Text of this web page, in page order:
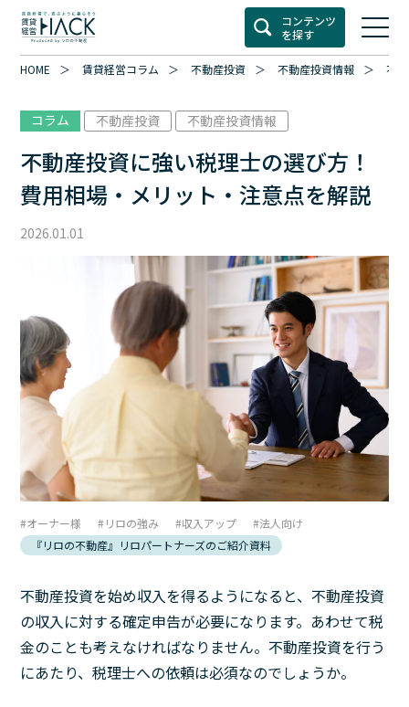
コンテンツ
を探す
HOME 賃貸経営コラム 不動産投資 不動産投資情報 不
コラム 不動産投資 不動産投資情報
不動産投資に強い税理士の選び方！
費用相場・メリット・注意点を解説
2026.01.01
オーナー様 リロの強み 収入アップ
法人向け
『リロの不動産』リロパートナーズのご紹介資料
不動産投資を始め収入を得るようになると、不動産投資
の収入に対する確定申告が必要になります。あわせて税
金のことも考えなければなりません。不動産投資を行う
にあたり、税理士への依頼は必須なのでしょうか。